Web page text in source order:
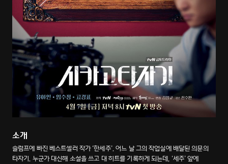
소개
슬럼프에 빠진 베스트셀러 작가 ‘한세주’. 어느 날 그의 작업실에 배달된 의문의
타자기. 누군가 대신해 소설을 쓰고 대 히트를 기록하게 되는데, ‘세주’ 앞에